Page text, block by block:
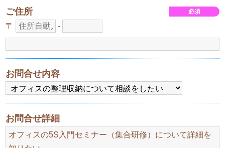
ご住所
〒 -
お問合せ内容
お問合せ詳細